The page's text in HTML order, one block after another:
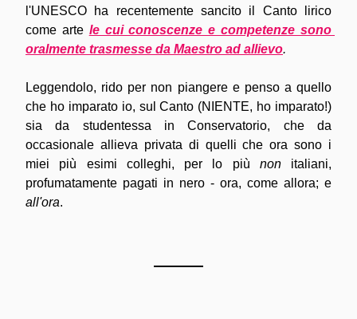
l'UNESCO ha recentemente sancito il Canto lirico
come arte le cui conoscenze e competenze sono
oralmente trasmesse da Maestro ad allievo.
Leggendolo, rido per non piangere e penso a quello
che ho imparato io, sul Canto (NIENTE, ho imparato!)
sia da studentessa in Conservatorio, che da
occasionale allieva privata di quelli che ora sono i
miei più esimi colleghi, per lo più non italiani,
all'ora.